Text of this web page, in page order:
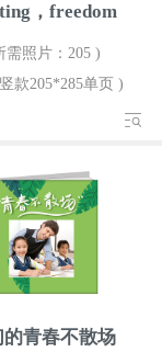
，freedom
需照片：205 )
款205*285单页 )
的青春不散场